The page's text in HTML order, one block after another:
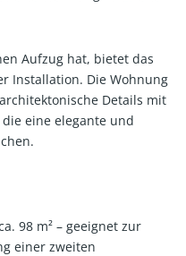
Aufzug hat, bietet das
Installation. Die Wohnung
Details mit
eine elegante und
98 m² – geeignet zur
einer zweiten